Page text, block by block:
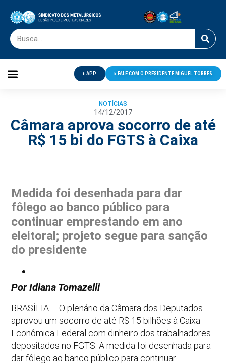
APP FALE COM O PRESIDENTE MIGUEL TORRES
NOTÍCIAS
14/12/2017
Câmara aprova socorro de até
R$ 15 bi do FGTS à Caixa
Medida foi desenhada para dar
fôlego ao banco público para
continuar emprestando em ano
eleitoral; projeto segue para sanção
do presidente
Por Idiana Tomazelli
BRASÍLIA – O plenário da Câmara dos Deputados
aprovou um socorro de até R$ 15 bilhões à Caixa
Econômica Federal com dinheiro dos trabalhadores
depositados no FGTS. A medida foi desenhada para
dar fôlego ao banco público para continuar